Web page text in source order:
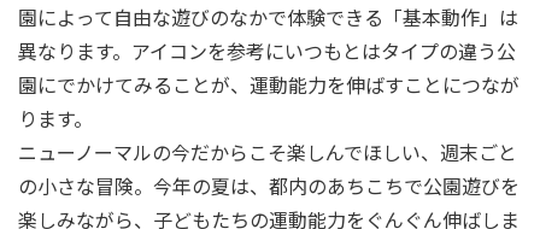
園によって自由な遊びのなかで体験できる「基本動作」は
異なります。アイコンを参考にいつもとはタイプの違う公
園にでかけてみることが、運動能力を伸ばすことにつなが
ります。
ニューノーマルの今だからこそ楽しんでほしい、週末ごと
の小さな冒険。今年の夏は、都内のあちこちで公園遊びを
楽しみながら、子どもたちの運動能力をぐんぐん伸ばしま